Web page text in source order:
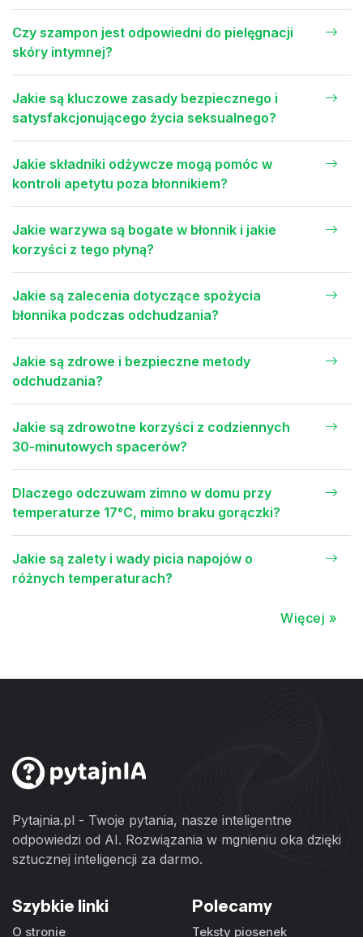
Czy szampon jest odpowiedni do pielęgnacji
skóry intymnej?
Jakie są kluczowe zasady bezpiecznego i
satysfakcjonującego życia seksualnego?
Jakie składniki odżywcze mogą pomóc w
kontroli apetytu poza błonnikiem?
Jakie warzywa są bogate w błonnik i jakie
korzyści z tego płyną?
Jakie są zalecenia dotyczące spożycia
błonnika podczas odchudzania?
Jakie są zdrowe i bezpieczne metody
odchudzania?
Jakie są zdrowotne korzyści z codziennych
30-minutowych spacerów?
Dlaczego odczuwam zimno w domu przy
temperaturze 17°C, mimo braku gorączki?
Jakie są zalety i wady picia napojów o
różnych temperaturach?
Więcej »
Pytajnia.pl - Twoje pytania, nasze inteligentne
odpowiedzi od AI. Rozwiązania w mgnieniu oka dzięki
sztucznej inteligencji za darmo.
Szybkie linki
O stronie
Polecamy
Teksty piosenek